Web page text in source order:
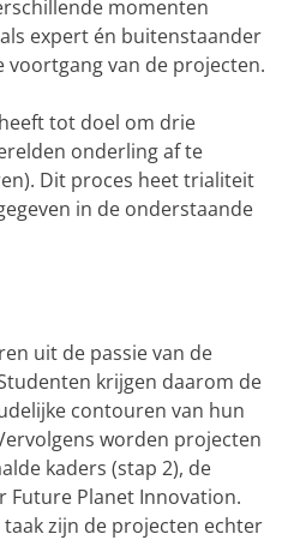
momenten
expert én buitenstaander
voortgang van de projecten.
tot doel om drie
onderling af te
Dit proces heet trialiteit
in de onderstaande
uit de passie van de
krijgen daarom de
contouren van hun
worden projecten
kaders (stap 2), de
Future Planet Innovation.
zijn de projecten echter